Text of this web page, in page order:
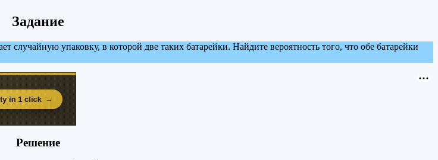
Задание
случайную упаковку, в которой две таких батарейки. Найдите вероятность того, что обе батарейки
Решение